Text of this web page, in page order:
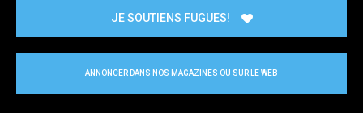
JE SOUTIENS FUGUES!
ANNONCER DANS NOS MAGAZINES OU SUR LE WEB